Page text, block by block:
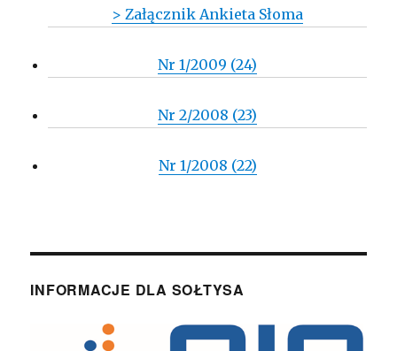
> Załącznik Ankieta Słoma
Nr 1/2009 (24)
Nr 2/2008 (23)
Nr 1/2008 (22)
INFORMACJE DLA SOŁTYSA